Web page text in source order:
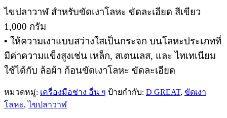
ไขปลาวาฬ สำหรับขัดเงาโลหะ ขัดละเอียด สีเขียว
1,000 กรัม
• ให้ความเงาแบบสว่างใสเป็นกระจก บนโลหะประเภทที่
มีค่าความแข็งสูงเช่น เหล็ก, สเตนเลส, และ ไทเทเนียม
ใช้ได้กับ ล้อผ้า ก้อนขัดเงาโลหะ ขัดละเอียด
หมวดหมู่: เครื่องมือช่าง อื่น ๆ ป้ายกำกับ: D GREAT, ขัดเงา
โลหะ,ไขปลาวาฬ